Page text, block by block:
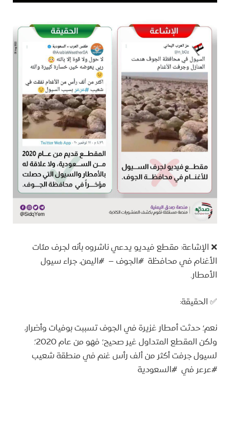
‏❌ الإشاعة: مقطع فيديو يدعي ناشروه بأنه لجرف مئات
الأغنام في محافظة ⁧ #الجوف⁩ – ⁧ #اليمن⁩، جراء سيول
الأمطار.
‏✅ الحقيقة:
‏نعم؛ حدثت أمطار غزيرة في الجوف تسببت بوفيات وأضرار،
ولكن المقطع المتداول غير صحيح؛ فهو من عام 2020؛
لسيول جرفت أكثر من ألف رأس غنم في منطقة شعيب ⁧
#عرعر⁩ في ⁧ #السعودية